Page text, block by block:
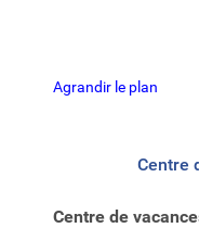
Agrandir le plan
Centre
Centre de